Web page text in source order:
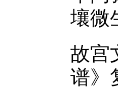
壤微
故宫
谱》